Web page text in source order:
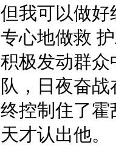
但我可以做
专心地做救
积极发动群
队，日夜奋
终控制住了
天才认出他。